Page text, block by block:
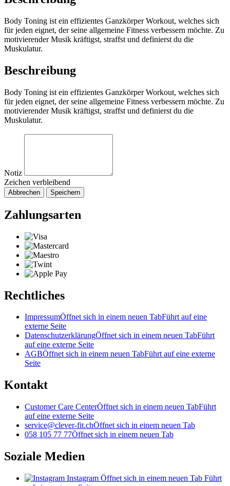
Body Toning ist ein effizientes Ganzkörper Workout, welches sich
für jeden eignet, der seine allgemeine Fitness verbessern möchte. Zu
motivierender Musik kräftigst, straffst und definierst du die
Muskulatur.
Beschreibung
Body Toning ist ein effizientes Ganzkörper Workout, welches sich
für jeden eignet, der seine allgemeine Fitness verbessern möchte. Zu
motivierender Musik kräftigst, straffst und definierst du die
Muskulatur.
Notiz
Zeichen verbleibend
Abbrechen Speichern
Zahlungsarten
Rechtliches
ImpressumÖffnet sich in einem neuen TabFührt auf eine
externe Seite
DatenschutzerklärungÖffnet sich in einem neuen TabFührt
auf eine externe Seite
AGBÖffnet sich in einem neuen TabFührt auf eine externe
Seite
Kontakt
Customer Care CenterÖffnet sich in einem neuen TabFührt
auf eine externe Seite
service@clever-fit.chÖffnet sich in einem neuen Tab
058 105 77 77Öffnet sich in einem neuen Tab
Soziale Medien
Instagram Öffnet sich in einem neuen Tab Führt